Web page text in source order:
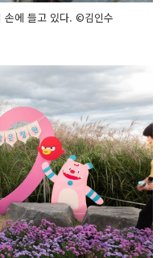
손에 들고 있다. ©김인수